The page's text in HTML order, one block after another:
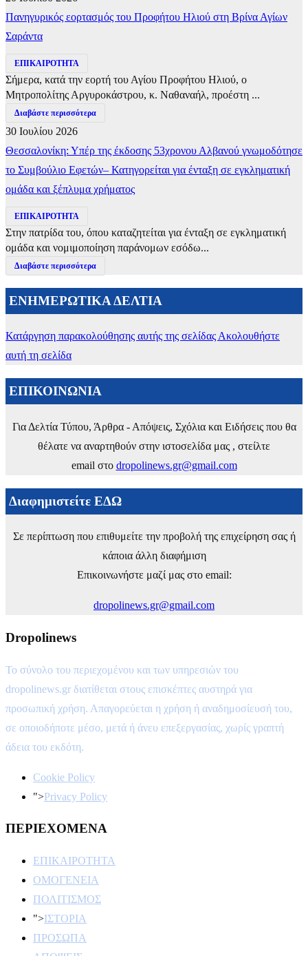
Πανηγυρικός εορτασμός του Προφήτου Ηλιού στη Βρίνα Αγίων
Σαράντα
ΕΠΙΚΑΙΡΟΤΗΤΑ
Σήμερα, κατά την εορτή του Αγίου Προφήτου Ηλιού, ο
Μητροπολίτης Αργυροκάστρου, κ. Ναθαναήλ, προέστη ...
Διαβάστε περισσότερα
30 Ιουλίου 2026
Θεσσαλονίκη: Υπέρ της έκδοσης 53χρονου Αλβανού γνωμοδότησε
το Συμβούλιο Εφετών– Κατηγορείται για ένταξη σε εγκληματική
ομάδα και ξέπλυμα χρήματος
ΕΠΙΚΑΙΡΟΤΗΤΑ
Στην πατρίδα του, όπου καταζητείται για ένταξη σε εγκληματική
ομάδα και νομιμοποίηση παράνομων εσόδω...
Διαβάστε περισσότερα
ΕΝΗΜΕΡΩΤΙΚΑ ΔΕΛΤΙΑ
Κατάργηση παρακολούθησης αυτής της σελίδαςΑκολουθήστε
αυτή τη σελίδα
ΕΠΙΚΟΙΝΩΝΙΑ
Για Δελτία Τύπου, Άρθρα - Απόψεις, Σχόλια και Ειδήσεις που θα
θέλατε να αναρτηθούν στην ιστοσελίδα μας , στείλτε
email στο dropolinews.gr@gmail.com
Διαφημιστείτε ΕΔΩ
Σε περίπτωση που επιθυμείτε την προβολή της επιχείρηση σας ή
κάποια άλλη διαφήμιση
Επικοινωνήστε μαζί μας στο email:
dropolinews.gr@gmail.com
Dropolinews
Το σύνολο του περιεχομένου και των υπηρεσιών του
dropolinews.gr διατίθεται στους επισκέπτες αυστηρά για
προσωπική χρήση. Απαγορεύεται η χρήση ή αναδημοσίευσή του,
σε οποιοδήποτε μέσο, μετά ή άνευ επεξεργασίας, χωρίς γραπτή
άδεια του εκδότη.
Cookie Policy
">Privacy Policy
ΠΕΡΙΕΧΟΜΕΝΑ
ΕΠΙΚΑΙΡΟΤΗΤΑ
ΟΜΟΓΕΝΕΙΑ
ΠΟΛΙΤΙΣΜΟΣ
">ΙΣΤΟΡΙΑ
ΠΡΟΣΩΠΑ